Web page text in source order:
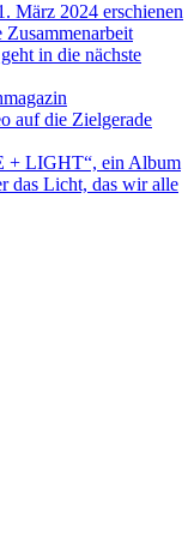
März 2024 erschienen
in die nächste
auf die Zielgerade
+ LIGHT“, ein Album
das Licht, das wir alle